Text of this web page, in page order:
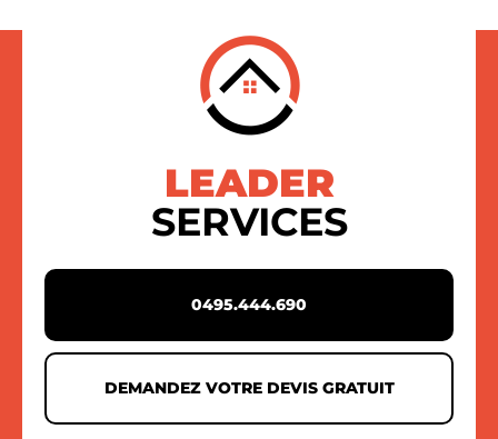
LEADER
SERVICES
0495.444.690
DEMANDEZ VOTRE DEVIS GRATUIT